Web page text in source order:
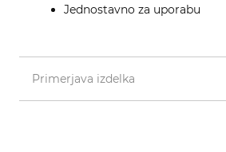
Jednostavno za uporabu
Primerjava izdelka